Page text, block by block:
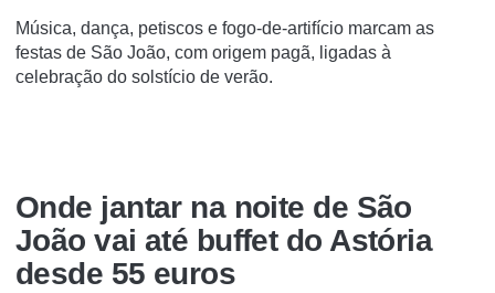
Música, dança, petiscos e fogo-de-artifício marcam as
festas de São João, com origem pagã, ligadas à
celebração do solstício de verão.
Onde jantar na noite de São
João vai até buffet do Astória
desde 55 euros